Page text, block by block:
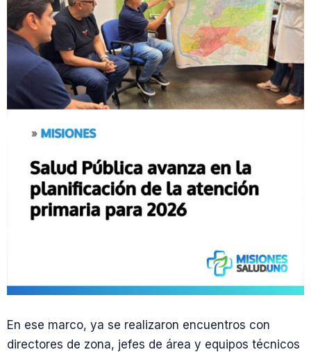
En ese marco, ya se realizaron encuentros con
directores de zona, jefes de área y equipos técnicos